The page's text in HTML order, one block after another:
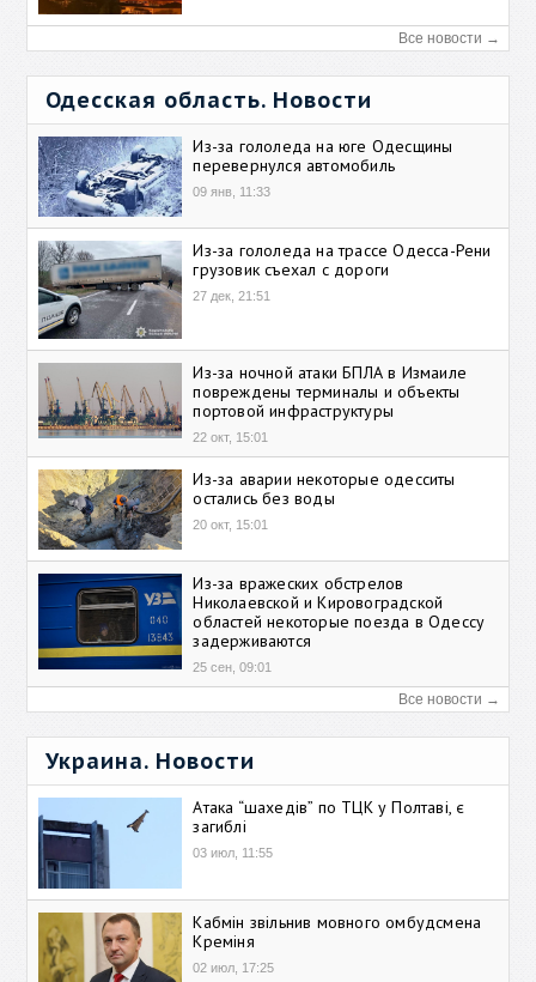
Все новости →
Одесская область. Новости
Из-за гололеда на юге Одесщины
перевернулся автомобиль
09 янв, 11:33
Из-за гололеда на трассе Одесса-Рени
грузовик съехал с дороги
27 дек, 21:51
Из-за ночной атаки БПЛА в Измаиле
повреждены терминалы и объекты
портовой инфраструктуры
22 окт, 15:01
Из-за аварии некоторые одесситы
остались без воды
20 окт, 15:01
Из-за вражеских обстрелов
Николаевской и Кировоградской
областей некоторые поезда в Одессу
задерживаются
25 сен, 09:01
Все новости →
Украина. Новости
Атака “шахедів” по ТЦК у Полтаві, є
загиблі
03 июл, 11:55
Кабмін звільнив мовного омбудсмена
Креміня
02 июл, 17:25